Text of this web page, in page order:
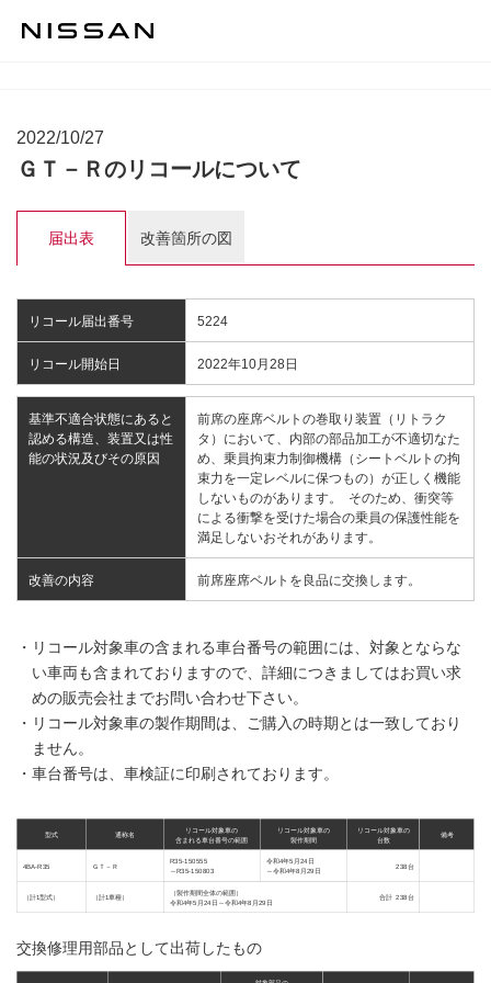
2022/10/27
ＧＴ－Ｒのリコールについて
届出表 改善箇所の図
リコール届出番号 5224
リコール開始日 2022年10月28日
基準不適合状態にあると
認める構造、装置又は性
能の状況及びその原因
前席の座席ベルトの巻取り装置（リトラク
タ）において、内部の部品加工が不適切なた
め、乗員拘束力制御機構（シートベルトの拘
束力を一定レベルに保つもの）が正しく機能
しないものがあります。 そのため、衝突等
による衝撃を受けた場合の乗員の保護性能を
満足しないおそれがあります。
改善の内容 前席座席ベルトを良品に交換します。
・リコール対象車の含まれる車台番号の範囲には、対象とならな
い車両も含まれておりますので、詳細につきましてはお買い求
めの販売会社までお問い合わせ下さい。
・リコール対象車の製作期間は、ご購入の時期とは一致しており
ません。
・車台番号は、車検証に印刷されております。
型式 通称名
リコール対象車の
含まれる車台番号の範囲
リコール対象車の
製作期間
リコール対象車の
台数
備考
4BA-R35 ＧＴ－Ｒ
R35-150555
～R35-150803
令和4年5月24日
～令和4年8月29日
238台
（計1型式） （計1車種）
（製作期間全体の範囲）
令和4年5月24日～令和4年8月29日
合計 238台
交換修理用部品として出荷したもの